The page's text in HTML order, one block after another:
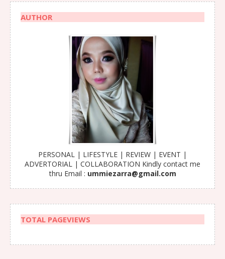
AUTHOR
PERSONAL | LIFESTYLE | REVIEW | EVENT |
ADVERTORIAL | COLLABORATION Kindly contact me
thru Email : ummiezarra@gmail.com
TOTAL PAGEVIEWS